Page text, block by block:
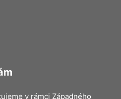
v rámci Západného